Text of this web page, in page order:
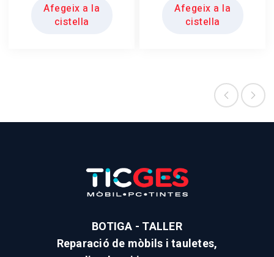
Afegeix a la
cistella
Afegeix a la
cistella
BOTIGA - TALLER
Reparació de mòbils i tauletes,